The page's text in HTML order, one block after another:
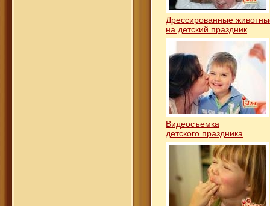
Дрессированные
на детский праздник
Видеосъемка
детского праздника